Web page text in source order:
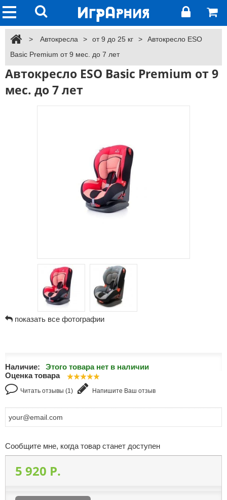
> Автокресла > от 9 до 25 кг >
Автокресло ESO
Basic Premium от 9 мес. до 7 лет
Автокресло ESO Basic Premium от 9
мес. до 7 лет
показать все фотографии
Наличие:
Этого товара нет в наличии
Оценка товара
Читать отзывы (1) Напишите Ваш отзыв
Сообщите мне, когда товар станет доступен
5 920 P.